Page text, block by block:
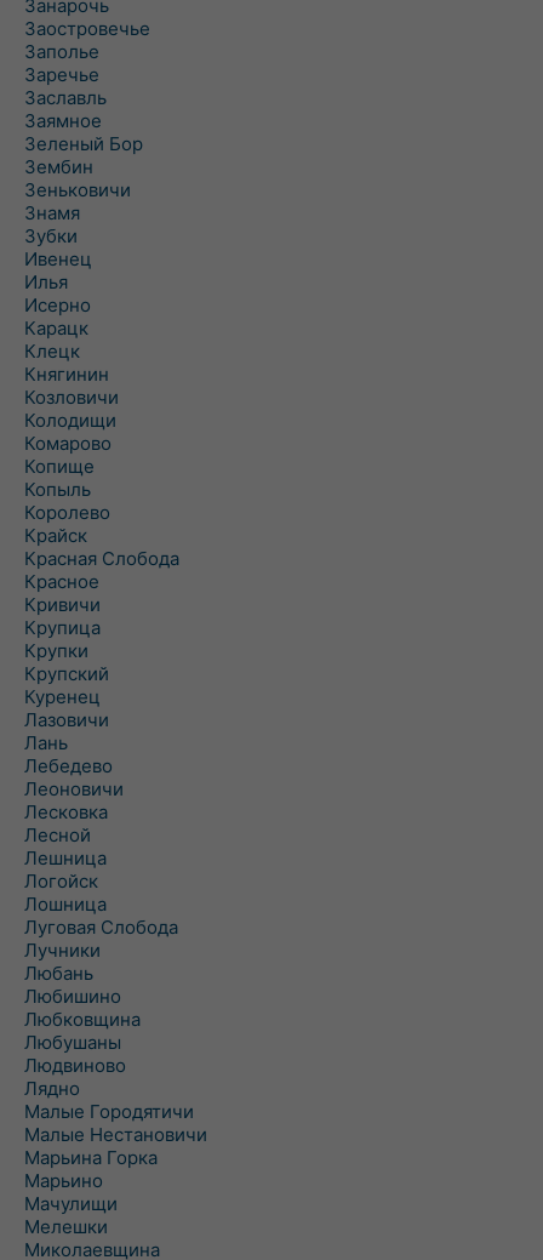
Занарочь
Заостровечье
Заполье
Заречье
Заславль
Заямное
Зеленый Бор
Зембин
Зеньковичи
Знамя
Зубки
Ивенец
Илья
Исерно
Карацк
Клецк
Княгинин
Козловичи
Колодищи
Комарово
Копище
Копыль
Королево
Крайск
Красная Слобода
Красное
Кривичи
Крупица
Крупки
Крупский
Куренец
Лазовичи
Лань
Лебедево
Леоновичи
Лесковка
Лесной
Лешница
Логойск
Лошница
Луговая Слобода
Лучники
Любань
Любишино
Любковщина
Любушаны
Людвиново
Лядно
Малые Городятичи
Малые Нестановичи
Марьина Горка
Марьино
Мачулищи
Мелешки
Миколаевщина